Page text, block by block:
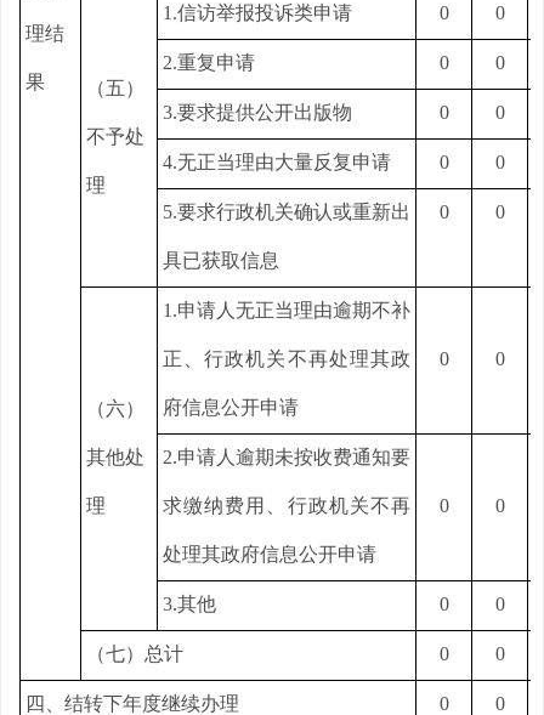
理结
果 （五）
不予处
理
1.信访举报投诉类申请 0 0
2.重复申请 0 0
3.要求提供公开出版物 0 0
4.无正当理由大量反复申请 0 0
5.要求行政机关确认或重新出
具已获取信息
0 0
（六）
其他处
理
1.申请人无正当理由逾期不补
正、行政机关不再处理其政
府信息公开申请
0 0
2.申请人逾期未按收费通知要
求缴纳费用、行政机关不再
处理其政府信息公开申请
0 0
3.其他 0 0
（七）总计 0 0
四、结转下年度继续办理 0 0